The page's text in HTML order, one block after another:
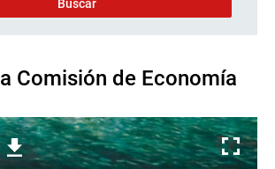
Comisión de Economía